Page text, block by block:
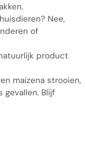
Nee,
of
product
maizena strooien,
gevallen. Blijf